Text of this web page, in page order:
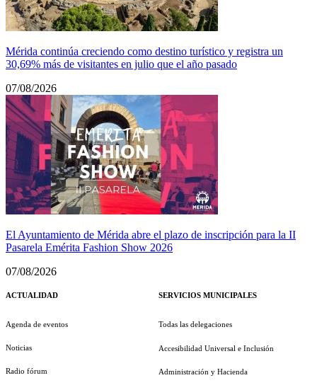
Mérida continúa creciendo como destino turístico y registra un
30,69% más de visitantes en julio que el año pasado
07/08/2026
El Ayuntamiento de Mérida abre el plazo de inscripción para la II
Pasarela Emérita Fashion Show 2026
07/08/2026
ACTUALIDAD
Agenda de eventos
Noticias
Radio fórum
SERVICIOS MUNICIPALES
Todas las delegaciones
Accesibilidad Universal e Inclusión
Administración y Hacienda